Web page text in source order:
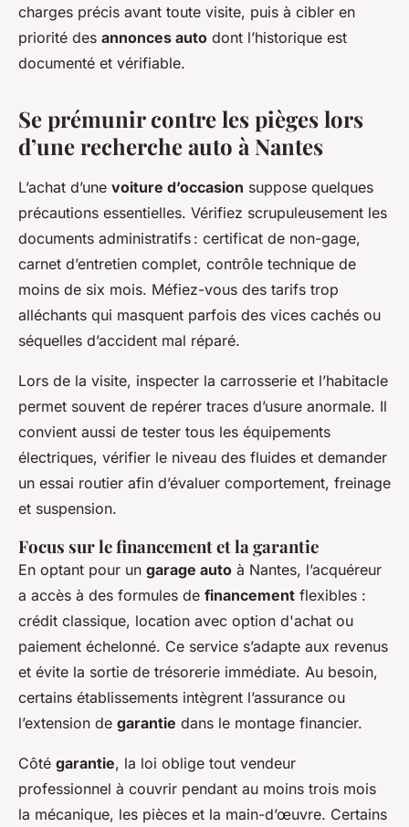
charges précis avant toute visite, puis à cibler en
priorité des annonces auto dont l’historique est
documenté et vérifiable.
Se prémunir contre les pièges lors
d’une recherche auto à Nantes
L’achat d’une voiture d’occasion suppose quelques
précautions essentielles. Vérifiez scrupuleusement les
documents administratifs : certificat de non-gage,
carnet d’entretien complet, contrôle technique de
moins de six mois. Méfiez-vous des tarifs trop
alléchants qui masquent parfois des vices cachés ou
séquelles d’accident mal réparé.
Lors de la visite, inspecter la carrosserie et l’habitacle
permet souvent de repérer traces d’usure anormale. Il
convient aussi de tester tous les équipements
électriques, vérifier le niveau des fluides et demander
un essai routier afin d’évaluer comportement, freinage
et suspension.
Focus sur le financement et la garantie
En optant pour un garage auto à Nantes, l’acquéreur
a accès à des formules de financement flexibles :
crédit classique, location avec option d'achat ou
paiement échelonné. Ce service s’adapte aux revenus
et évite la sortie de trésorerie immédiate. Au besoin,
certains établissements intègrent l’assurance ou
l’extension de garantie dans le montage financier.
Côté garantie, la loi oblige tout vendeur
professionnel à couvrir pendant au moins trois mois
la mécanique, les pièces et la main-d’œuvre. Certains